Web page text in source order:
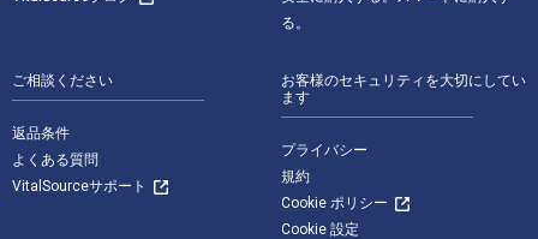
る。
ご相談ください
返品条件
よくある質問
VitalSourceサポート
お客様のセキュリティを大切にしてい
ます
プライバシー
規約
Cookie ポリシー
Cookie 設定